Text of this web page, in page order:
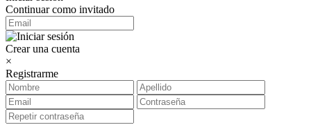
Continuar como invitado
Crear una cuenta
×
Registrarme